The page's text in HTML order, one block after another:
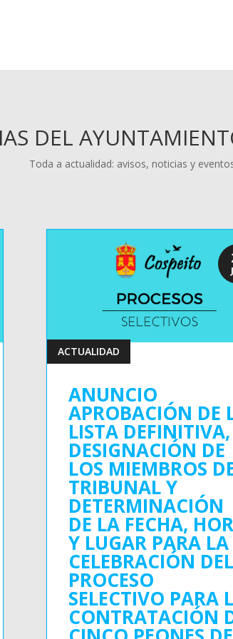
DEL
Toda a actualidad: avisos, noticias y
ANUNCIO
APROBACIÓN DE
LISTA DEFINITIVA,
DESIGNACIÓN DE
LOS MIEMBROS
TRIBUNAL Y
DETERMINACIÓN
DE LA FECHA,
Y LUGAR PARA LA
CELEBRACIÓN DEL
PROCESO
SELECTIVO PARA
CONTRATACIÓN
ACTUALIDAD